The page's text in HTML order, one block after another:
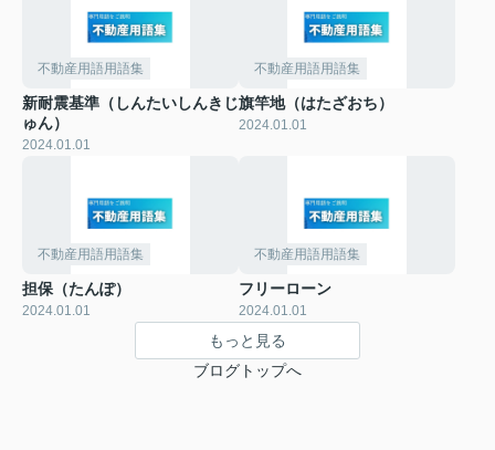
不動産用語用語集
新耐震基準（しんたいしんきじ
ゅん）
2024.01.01
不動産用語用語集
旗竿地（はたざおち）
2024.01.01
不動産用語用語集
担保（たんぽ）
2024.01.01
不動産用語用語集
フリーローン
2024.01.01
もっと見る
ブログトップへ